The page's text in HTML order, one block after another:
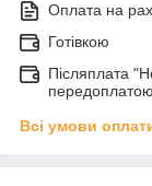
Оплата на
Готівкою
Післяплата
передоплатою
Всі умови